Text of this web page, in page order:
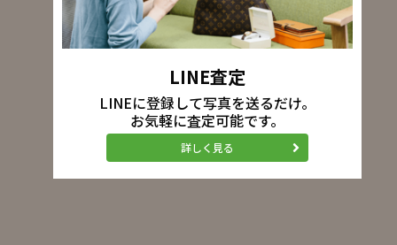
LINE査定
LINEに登録して写真を送るだけ。
お気軽に査定可能です。
詳しく見る